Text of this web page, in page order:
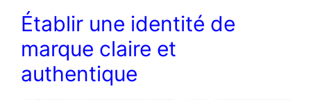
Établir une identité de
marque claire et
authentique